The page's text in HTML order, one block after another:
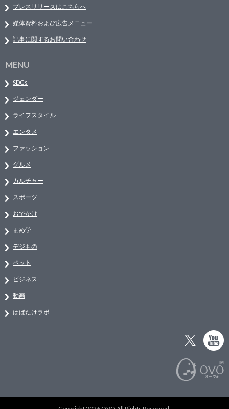
プレスリリースはこちらへ
媒体資料および広告メニュー
記事に関するお問い合わせ
MENU
SDGs
ジェンダー
ライフスタイル
エンタメ
ファッション
グルメ
カルチャー
スポーツ
おでかけ
まめ学
デジもの
ペット
ビジネス
動画
はばたけラボ